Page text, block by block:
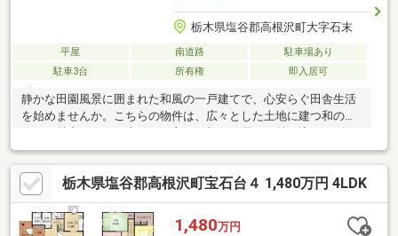
栃木県塩谷郡高根沢町大字石末
平屋 南道路
駐車場あり
駐車3台
所有権 即入居可
静かな田園風景に囲まれた和風の一戸建てで、心安らぐ田舎生活
を始めませんか。こちらの物件は、広々とした土地に建つ和の佇
グで、ゆったりとした時間を過ごせます。また、倉庫付きなので
趣味の道具やガーデニング用品の収納にも便利です。家の周囲に
は四季折々の自然が広がり、日々の暮らしに彩りを添えてくれま
す。都会の喧騒を離れ、自然と共に暮らす贅沢を実感できるこの
場所で、新しい生活を始めてみませんか。
栃木県塩谷郡高根沢町宝石台４ 1,480万円 4LDK
1,480万円